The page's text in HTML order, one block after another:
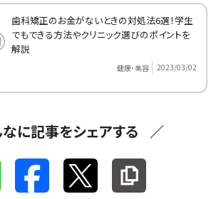
歯科矯正のお金がないときの対処法6選！学生
でもできる方法やクリニック選びのポイントを
解説
健康・美容 2023/03/02
に記事をシェアする